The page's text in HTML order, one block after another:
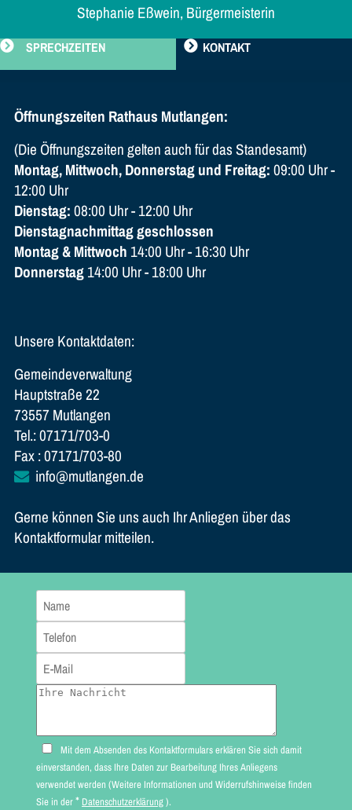
Stephanie Eßwein, Bürgermeisterin
SPRECHZEITEN KONTAKT
Öffnungszeiten Rathaus Mutlangen:
(Die Öffnungszeiten gelten auch für das Standesamt)
Montag, Mittwoch, Donnerstag und Freitag:09:00 Uhr -
12:00 Uhr
Dienstag:08:00 Uhr - 12:00 Uhr
Dienstagnachmittag geschlossen
Montag & Mittwoch 14:00 Uhr - 16:30 Uhr
Donnerstag14:00 Uhr - 18:00 Uhr
Unsere Kontaktdaten:
Gemeindeverwaltung
Hauptstraße 22
73557 Mutlangen
Tel.: 07171/703-0
Fax : 07171/703-80
info@mutlangen.de
Gerne können Sie uns auch Ihr Anliegen über das
Kontaktformular mitteilen.
Mit dem Absenden des Kontaktformulars erklären Sie sich damit
einverstanden, dass Ihre Daten zur Bearbeitung Ihres Anliegens
verwendet werden (Weitere Informationen und Widerrufshinweise finden
Sie in der* Datenschutzerklärung).